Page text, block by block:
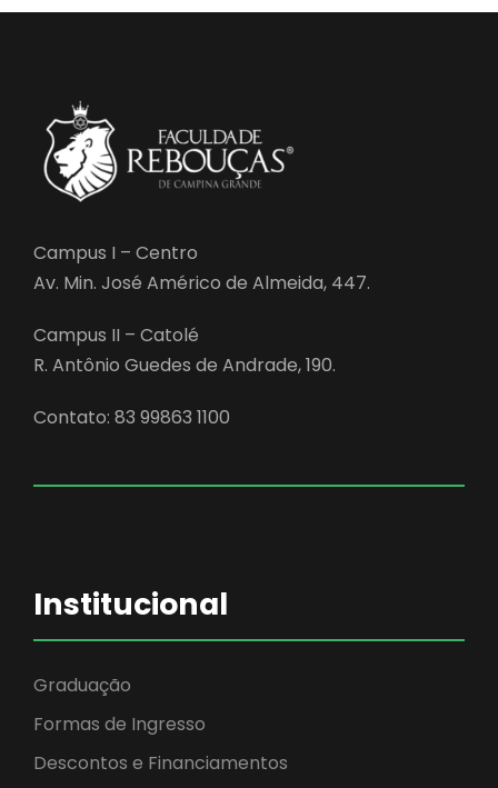
Campus I – Centro
Av. Min. José Américo de Almeida, 447.
Campus II – Catolé
R. Antônio Guedes de Andrade, 190.
Contato: 83 99863 1100
Institucional
Graduação
Formas de Ingresso
Descontos e Financiamentos